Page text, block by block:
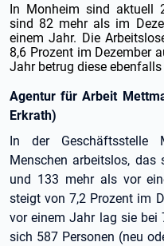
In Monheim sind aktuell
sind 82 mehr als im
einem Jahr. Die
8,6 Prozent im Dezember
Jahr betrug diese ebenfalls
Agentur für Arbeit
Erkrath)
In der Geschäftsstelle
Menschen arbeitslos,
und 133 mehr als vor
steigt von 7,2 Prozent im
vor einem Jahr lag sie bei
sich 587 Personen (neu